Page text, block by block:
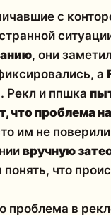
с
, они
а
Рекл и ппшка
что проблема
им не
вручную
понять, что
проблема в